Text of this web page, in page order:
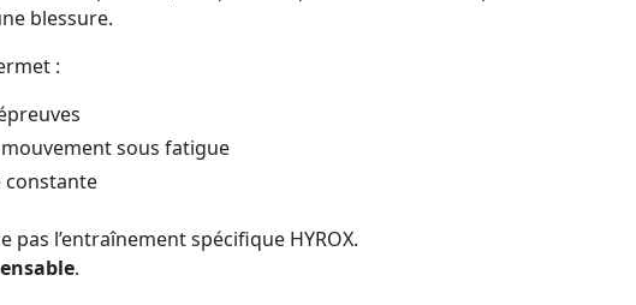
blessure.
:
sous fatigue
constante
pas l’entraînement spécifique HYROX.
.